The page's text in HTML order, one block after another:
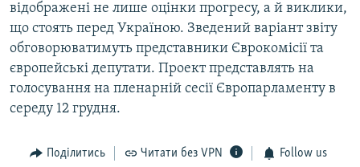
відображені не лише оцінки прогресу, а й виклики,
що стоять перед Україною. Зведений варіант звіту
обговорюватимуть представники Єврокомісії та
європейські депутати. Проект представлять на
голосування на пленарній сесії Європарламенту в
середу 12 грудня.
Поділитись Читати без VPN Follow us